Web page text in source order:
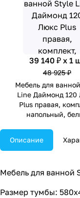
39 140 ₽ x 1
48 925 ₽
Мебель для
Line Даймонд 120
Plus правая,
напольный,
Описание
Мебель для ванной
Размер тумбы: